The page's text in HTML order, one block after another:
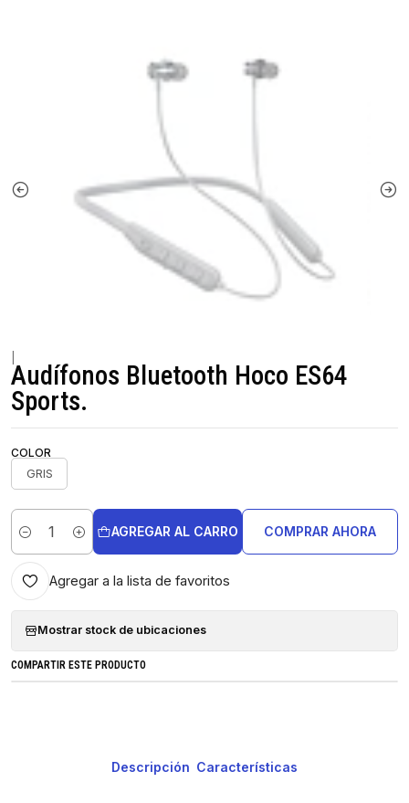
Audífonos Bluetooth Hoco ES64
Sports.
COLOR
GRIS
Cantidad
AGREGAR AL CARRO COMPRAR AHORA
Agregar a la lista de favoritos
Mostrar stock de ubicaciones
COMPARTIR ESTE PRODUCTO
Descripción Características